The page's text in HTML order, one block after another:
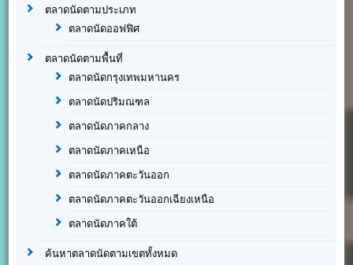
ตลาดนัดตามประเภท
ตลาดนัดออฟฟิศ
ตลาดนัดตามพื้นที่
ตลาดนัดกรุงเทพมหานคร
ตลาดนัดปริมณฑล
ตลาดนัดภาคกลาง
ตลาดนัดภาคเหนือ
ตลาดนัดภาคตะวันออก
ตลาดนัดภาคตะวันออกเฉียงเหนือ
ตลาดนัดภาคใต้
ค้นหาตลาดนัดตามเขตทั้งหมด